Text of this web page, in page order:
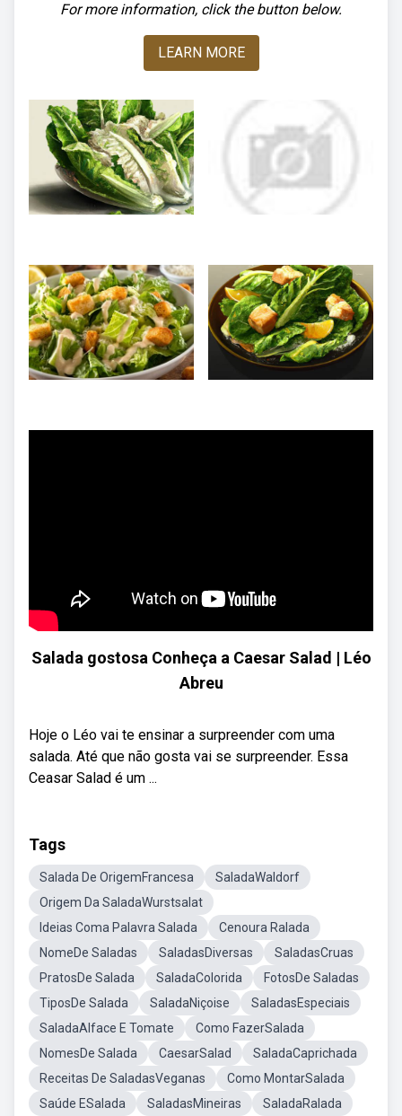
For more information, click the button below.
LEARN MORE
Salada gostosa Conheça a Caesar Salad | Léo
Abreu
Hoje o Léo vai te ensinar a surpreender com uma
salada. Até que não gosta vai se surpreender. Essa
Ceasar Salad é um ...
Tags
Salada De OrigemFrancesa
SaladaWaldorf
Origem Da SaladaWurstsalat
Ideias Coma Palavra Salada
Cenoura Ralada
NomeDe Saladas
SaladasDiversas
SaladasCruas
PratosDe Salada
SaladaColorida
FotosDe Saladas
TiposDe Salada
SaladaNiçoise
SaladasEspeciais
SaladaAlface E Tomate
Como FazerSalada
NomesDe Salada
CaesarSalad
SaladaCaprichada
Receitas De SaladasVeganas
Como MontarSalada
Saúde ESalada
SaladasMineiras SaladaRalada